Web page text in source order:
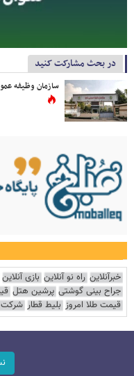
در بحث مشارکت کنید
سازمان وظیفه
خبرآنلاین راه نو آنلاین بازی آنلاین
جراح بینی گوشتی پرشین هتل
قیمت طلا امروز بلیط قطار شرکت